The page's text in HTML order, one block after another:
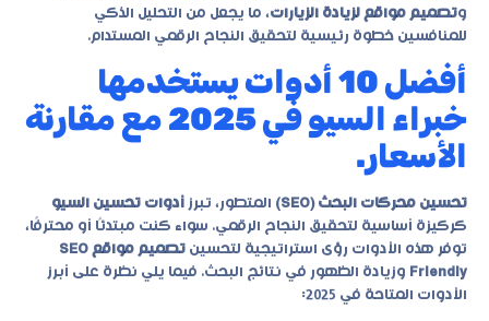
وتصميم مواقع لزيادة الزيارات، ما يجعل من التحليل الذكي
للمنافسين خطوة رئيسية لتحقيق النجاح الرقمي المستدام.
أفضل 10 أدوات يستخدمها
خبراء السيو في 2025 مع مقارنة
الأسعار.
تحسين محركات البحث (SEO) المتطور، تبرز أدوات تحسين السيو
كركيزة أساسية لتحقيق النجاح الرقمي. سواء كنت مبتدئًا أو محترفًا،
توفر هذه الأدوات رؤى استراتيجية لتحسين
تصميم مواقع SEO
Friendly وزيادة الظهور في نتائج البحث. فيما يلي نظرة على أبرز
الأدوات المتاحة في 2025: